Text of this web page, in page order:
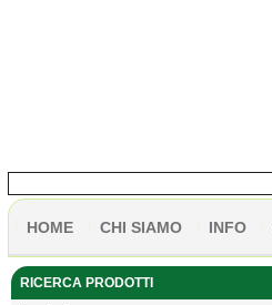
HOME CHI SIAMO INFO
RICERCA PRODOTTI